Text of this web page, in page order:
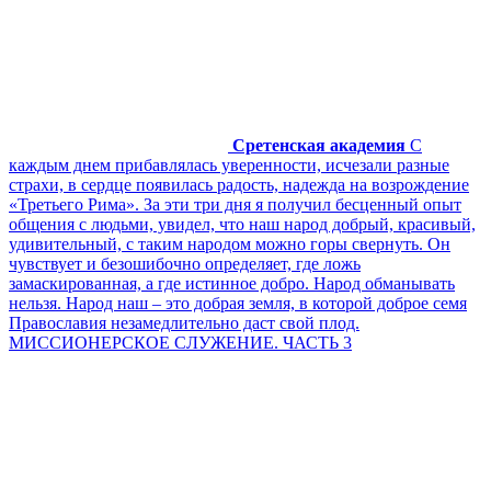
Сретенская академия С
каждым днем прибавлялась уверенности, исчезали разные
страхи, в сердце появилась радость, надежда на возрождение
«Третьего Рима». За эти три дня я получил бесценный опыт
общения с людьми, увидел, что наш народ добрый, красивый,
удивительный, с таким народом можно горы свернуть. Он
чувствует и безошибочно определяет, где ложь
замаскированная, а где истинное добро. Народ обманывать
нельзя. Народ наш – это добрая земля, в которой доброе семя
Православия незамедлительно даст свой плод.
МИССИОНЕРСКОЕ СЛУЖЕНИЕ. ЧАСТЬ 3